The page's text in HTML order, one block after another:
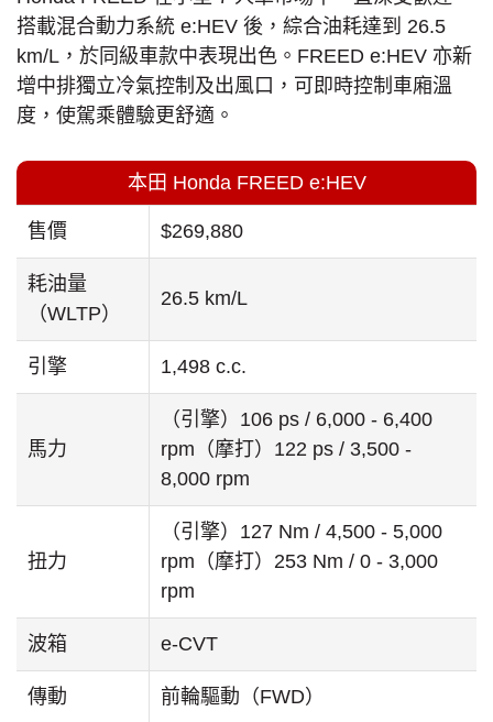
搭載混合動力系統 e:HEV 後，綜合油耗達到 26.5
km/L，於同級車款中表現出色。FREED e:HEV 亦新
增中排獨立冷氣控制及出風口，可即時控制車廂溫
度，使駕乘體驗更舒適。
本田 Honda FREED e:HEV
售價 $269,880
耗油量
（WLTP）
26.5 km/L
引擎 1,498 c.c.
馬力
（引擎）106 ps / 6,000 - 6,400
rpm（摩打）122 ps / 3,500 -
8,000 rpm
扭力
（引擎）127 Nm / 4,500 - 5,000
rpm（摩打）253 Nm / 0 - 3,000
rpm
波箱 e-CVT
傳動 前輪驅動（FWD）